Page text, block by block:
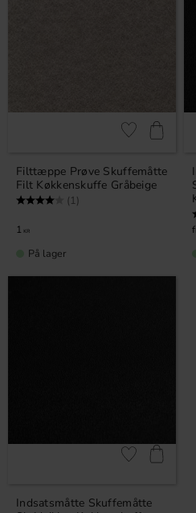
Filttæppe Prøve Skuffemåtte
Filt Køkkenskuffe Gråbeige
Vurdering: (1)
1 KR
Gem som favorit
På lager
Indsatsmåtte Skuffemåtte
Gem som favorit